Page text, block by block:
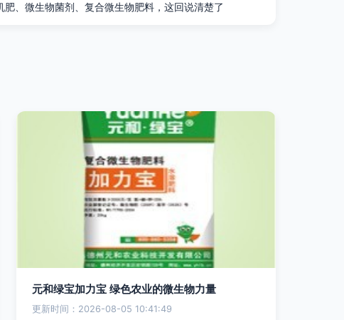
肥、微生物菌剂、复合微生物肥料，这回说清楚了
元和绿宝加力宝 绿色农业的微生物力量
更新时间：2026-08-05 10:41:49